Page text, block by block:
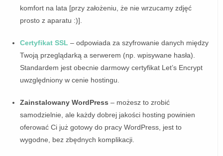
komfort na lata [przy założeniu, że nie wrzucamy zdjęć
prosto z aparatu :)].
Certyfikat SSL – odpowiada za szyfrowanie danych między
Twoją przeglądarką a serwerem (np. wpisywane hasła).
Standardem jest obecnie darmowy certyfikat Let’s Encrypt
uwzględniony w cenie hostingu.
Zainstalowany WordPress – możesz to zrobić
samodzielnie, ale każdy dobrej jakości hosting powinien
oferować Ci już gotowy do pracy WordPress, jest to
wygodne, bez zbędnych komplikacji.